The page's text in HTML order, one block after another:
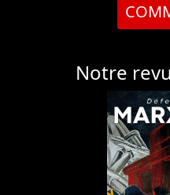
Notre